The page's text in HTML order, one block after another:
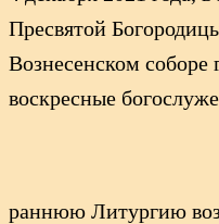
Пресвятой
Вознесенском
воскресные
раннюю Литургию